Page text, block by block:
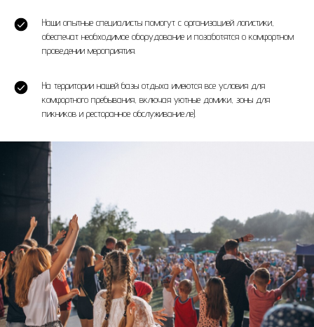
Наши опытные специалисты помогут с организацией логистики,
обеспечат необходимое оборудование и позаботятся о комфортном
проведении мероприятия.
На территории нашей базы отдыха имеются все условия для
комфортного пребывания, включая уютные домики, зоны для
пикников и ресторанное обслуживание.ле).